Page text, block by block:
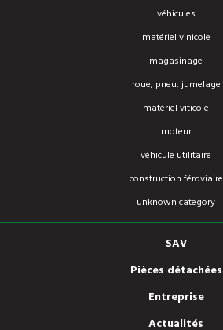
véhicules
matériel vinicole
magasinage
roue, pneu, jumelage
matériel viticole
moteur
véhicule utilitaire
construction féroviaire
unknown category
SAV
Pièces détachées
Entreprise
Actualités